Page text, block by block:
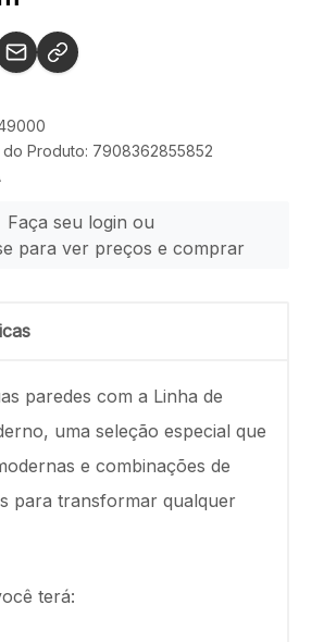
Produto: 7908362855852
Faça seu login ou
para ver preços e comprar
paredes com a Linha de
uma seleção especial que
e combinações de
para transformar qualquer
terá: